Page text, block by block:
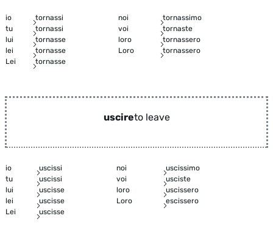
io tornassi noi
tornassimo
tu
tornassi voi
tornaste
lui
tornasse loro
tornassero
lei
tornasse Loro
tornassero
Lei
tornasse
uscireto leave
io uscissi noi
uscissimo
tu
uscissi voi
usciste
lui
uscisse loro
uscissero
lei
uscisse Loro
escissero
Lei
uscisse